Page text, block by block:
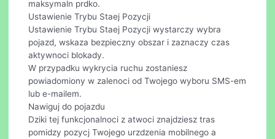
maksymaln prdko.
Ustawienie Trybu Staej Pozycji
Ustawienie Trybu Staej Pozycji wystarczy wybra
pojazd, wskaza bezpieczny obszar i zaznaczy czas
aktywnoci blokady.
W przypadku wykrycia ruchu zostaniesz
powiadomiony w zalenoci od Twojego wyboru SMS-em
lub e-mailem.
Nawiguj do pojazdu
Dziki tej funkcjonalnoci z atwoci znajdziesz tras
pomidzy pozycj Twojego urzdzenia mobilnego a